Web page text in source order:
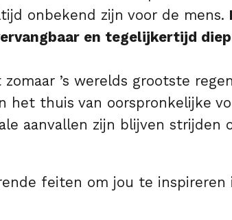
onbekend zijn voor de mens.
en tegelijkertijd
zomaar ’s werelds grootste
het thuis van oorspronkelijke
aanvallen zijn blijven strijden
feiten om jou te